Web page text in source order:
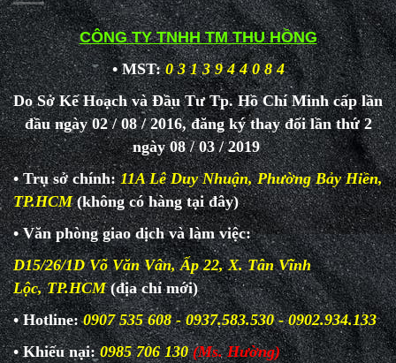
CÔNG TY TNHH TM THU HỒNG
• MST: 0 3 1 3 9 4 4 0 8 4
Do Sở Kế Hoạch và Đầu Tư Tp. Hồ Chí Minh cấp lần
đầu ngày 02 / 08 / 2016, đăng ký thay đổi lần thứ 2
ngày 08 / 03 / 2019
• Trụ sở chính:11A Lê Duy Nhuận, Phường Bảy Hiền,
TP.HCM (không có hàng tại đây)
• Văn phòng giao dịch và làmviệc:
D15/26/1D Võ Văn Vân, Ấp 22, X. Tân Vĩnh
Lộc, TP.HCM(địa chỉ mới)
• Hotline:0907 535 608 - 0937.583.530 - 0902.934.133
• Khiếu nại: 0985 706 130 (Ms. Hường)